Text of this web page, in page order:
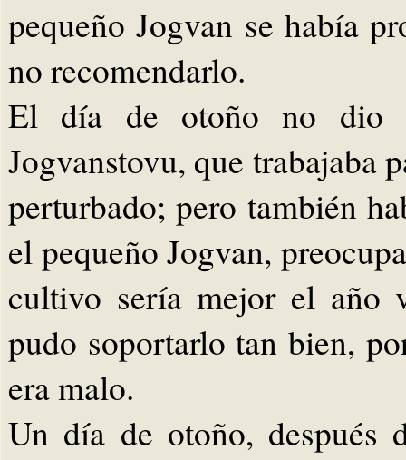
pequeño Jogvan se había
no recomendarlo.
El día de otoño no dio
Jogvanstovu, que trabajaba
perturbado; pero también
el pequeño Jogvan,
cultivo sería mejor el año
pudo soportarlo tan bien,
era malo.
Un día de otoño, después